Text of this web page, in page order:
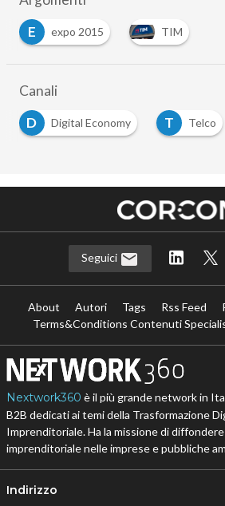
E
expo 2015 TIM
Canali
D
Digital Economy T Telco
Seguici
About Autori Tags Rss Feed
Terms&Conditions Contenuti
Nextwork360 è il più grande network in
B2B dedicati ai temi della Trasformazione
Imprenditoriale. Ha la missione di
imprenditoriale nelle imprese e pubbliche
Indirizzo